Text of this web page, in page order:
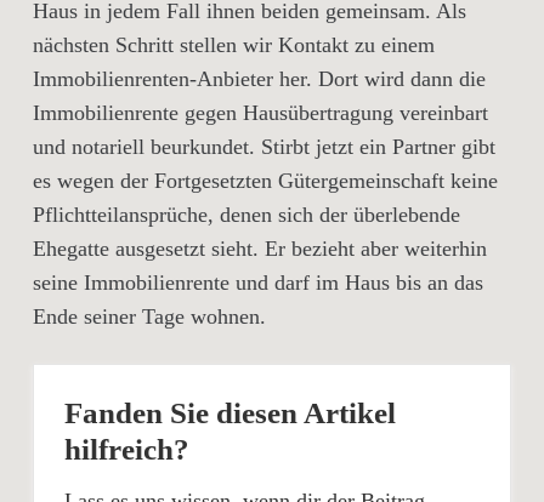
Haus in jedem Fall ihnen beiden gemeinsam. Als
nächsten Schritt stellen wir Kontakt zu einem
Immobilienrenten-Anbieter her. Dort wird dann die
Immobilienrente gegen Hausübertragung vereinbart
und notariell beurkundet. Stirbt jetzt ein Partner gibt
es wegen der Fortgesetzten Gütergemeinschaft keine
Pflichtteilansprüche, denen sich der überlebende
Ehegatte ausgesetzt sieht. Er bezieht aber weiterhin
seine Immobilienrente und darf im Haus bis an das
Ende seiner Tage wohnen.
Fanden Sie diesen Artikel
hilfreich?